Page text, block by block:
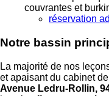
couvrantes et
réservation
Notre bassin
La majorité de nos
et apaisant du cabinet
Avenue Ledru-Rollin,